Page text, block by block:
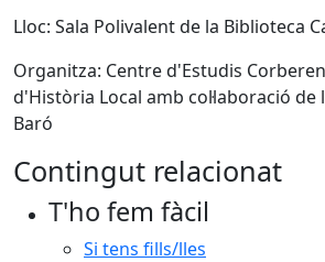
Lloc: Sala Polivalent de la Biblioteca
Organitza: Centre d'Estudis
d'Història Local amb col·laboració de
Baró
Contingut relacionat
T'ho fem fàcil
Si tens fills/lles